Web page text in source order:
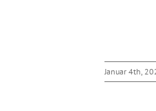
Januar 4th,